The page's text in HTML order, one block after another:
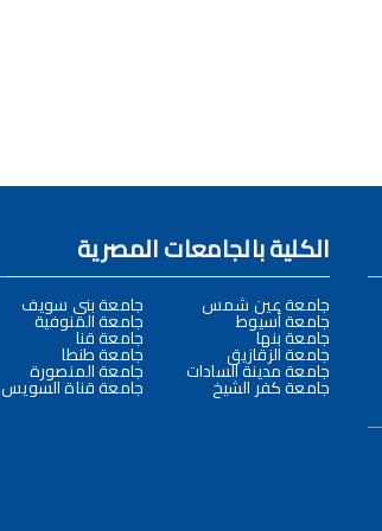
الكلية بالجامعات المصرية
جامعة عين شمس
جامعة أسيوط
جامعة بنها
جامعة الزقازيق
جامعة مدينة السادات
جامعة كفر الشيخ
جامعة بني سويف
جامعة المنوفية
جامعة قنا
جامعة طنطا
جامعة المنصورة
جامعة قناة السويس